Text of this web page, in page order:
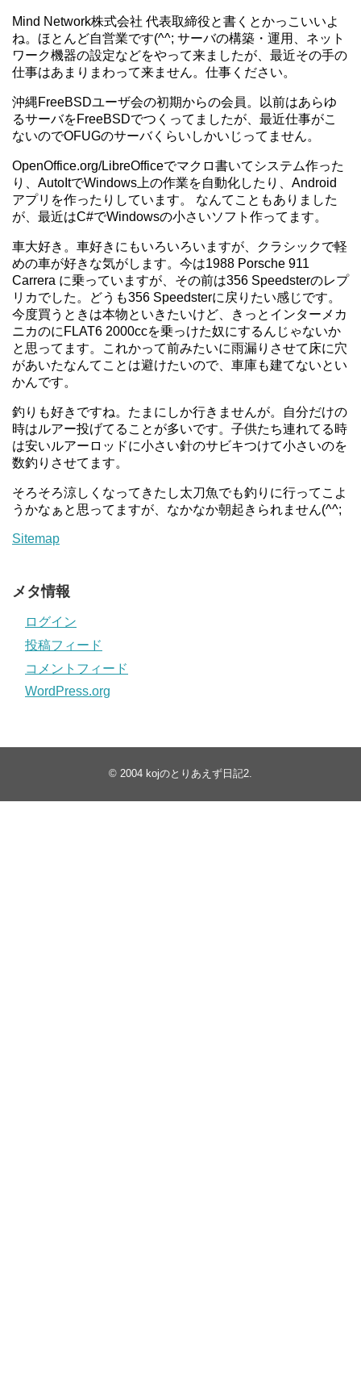
Mind Network株式会社 代表取締役と書くとかっこいいよ
ね。ほとんど自営業です(^^; サーバの構築・運用、ネット
ワーク機器の設定などをやって来ましたが、最近その手の
仕事はあまりまわって来ません。仕事ください。
沖縄FreeBSDユーザ会の初期からの会員。以前はあらゆ
るサーバをFreeBSDでつくってましたが、最近仕事がこ
ないのでOFUGのサーバくらいしかいじってません。
OpenOffice.org/LibreOfficeでマクロ書いてシステム作った
り、AutoItでWindows上の作業を自動化したり、Android
アプリを作ったりしています。 なんてこともありました
が、最近はC#でWindowsの小さいソフト作ってます。
車大好き。車好きにもいろいろいますが、クラシックで軽
めの車が好きな気がします。今は1988 Porsche 911
Carrera に乗っていますが、その前は356 Speedsterのレプ
リカでした。どうも356 Speedsterに戻りたい感じです。
今度買うときは本物といきたいけど、きっとインターメカ
ニカのにFLAT6 2000ccを乗っけた奴にするんじゃないか
と思ってます。これかって前みたいに雨漏りさせて床に穴
があいたなんてことは避けたいので、車庫も建てないとい
かんです。
釣りも好きですね。たまにしか行きませんが。自分だけの
時はルアー投げてることが多いです。子供たち連れてる時
は安いルアーロッドに小さい針のサビキつけて小さいのを
数釣りさせてます。
そろそろ涼しくなってきたし太刀魚でも釣りに行ってこよ
うかなぁと思ってますが、なかなか朝起きられません(^^;
Sitemap
メタ情報
ログイン
投稿フィード
コメントフィード
WordPress.org
© 2004 kojのとりあえず日記2